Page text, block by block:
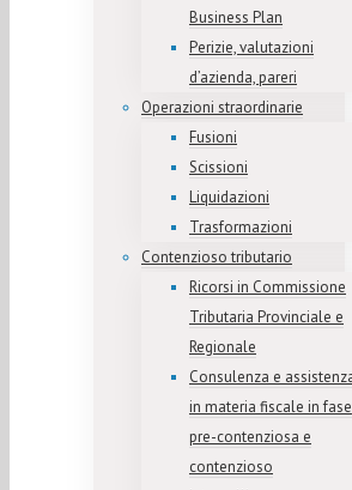
Business Plan
Perizie, valutazioni
d’azienda, pareri
Operazioni straordinarie
Fusioni
Scissioni
Liquidazioni
Trasformazioni
Contenzioso tributario
Ricorsi in Commissione
Tributaria Provinciale e
Regionale
Consulenza e
in materia fiscale in fase
pre-contenziosa e
contenzioso